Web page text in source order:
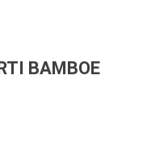
BAMBOE